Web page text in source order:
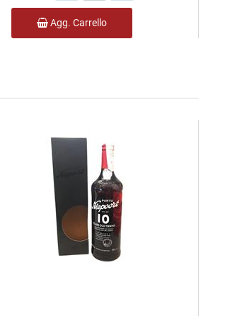
Agg. Carrello